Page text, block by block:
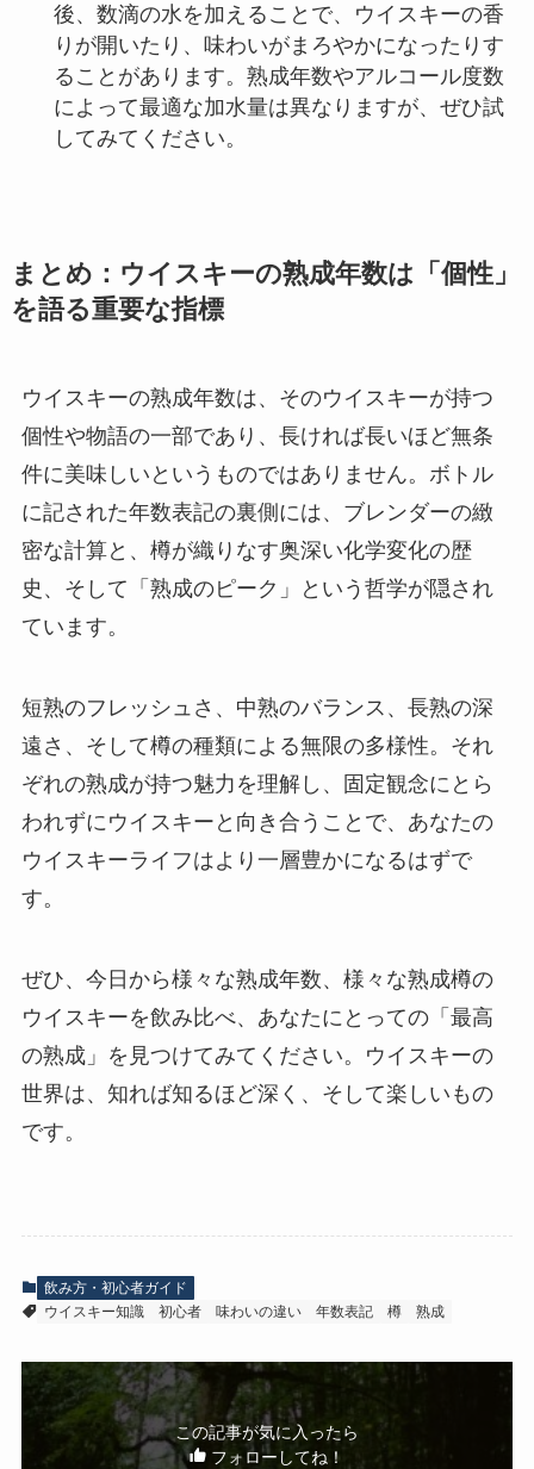
後、数滴の水を加えることで、ウイスキーの香
りが開いたり、味わいがまろやかになったりす
ることがあります。熟成年数やアルコール度数
によって最適な加水量は異なりますが、ぜひ試
してみてください。
まとめ：ウイスキーの熟成年数は「個性」
を語る重要な指標
ウイスキーの熟成年数は、そのウイスキーが持つ
個性や物語の一部であり、長ければ長いほど無条
件に美味しいというものではありません。ボトル
に記された年数表記の裏側には、ブレンダーの緻
密な計算と、樽が織りなす奥深い化学変化の歴
史、そして「熟成のピーク」という哲学が隠され
ています。
短熟のフレッシュさ、中熟のバランス、長熟の深
遠さ、そして樽の種類による無限の多様性。それ
ぞれの熟成が持つ魅力を理解し、固定観念にとら
われずにウイスキーと向き合うことで、あなたの
ウイスキーライフはより一層豊かになるはずで
す。
ぜひ、今日から様々な熟成年数、様々な熟成樽の
ウイスキーを飲み比べ、あなたにとっての「最高
の熟成」を見つけてみてください。ウイスキーの
世界は、知れば知るほど深く、そして楽しいもの
です。
飲み方・初心者ガイド
ウイスキー知識
初心者 味わいの違い 年数表記 樽 熟成
この記事が気に入ったら
フォローしてね！